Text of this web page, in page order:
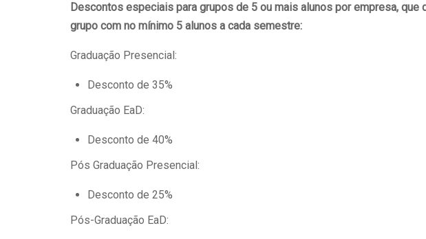
Descontos especiais para grupos de 5 ou mais alunos por empresa,
grupo com no mínimo 5 alunos a cada semestre:
Graduação Presencial:
Desconto de 35%
Graduação EaD:
Desconto de 40%
Pós Graduação Presencial:
Desconto de 25%
Pós-Graduação EaD: